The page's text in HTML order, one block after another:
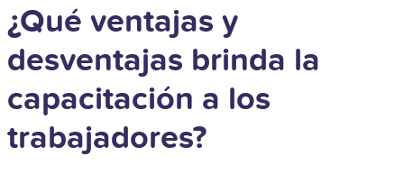
¿Qué ventajas y
desventajas brinda la
capacitación a los
trabajadores?